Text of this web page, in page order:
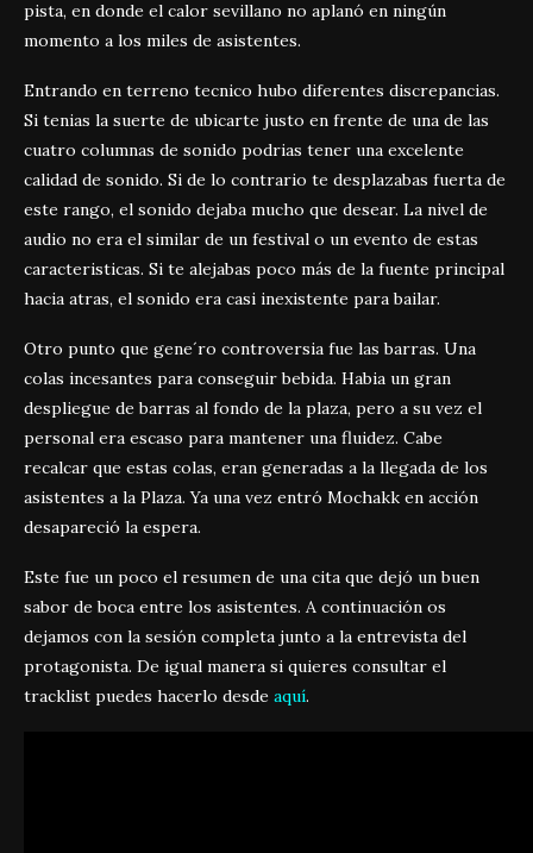
pista, en donde el calor sevillano no aplanó en ningún
momento a los miles de asistentes.
Entrando en terreno tecnico hubo diferentes discrepancias.
Si tenias la suerte de ubicarte justo en frente de una de las
cuatro columnas de sonido podrias tener una excelente
calidad de sonido. Si de lo contrario te desplazabas fuerta de
este rango, el sonido dejaba mucho que desear. La nivel de
audio no era el similar de un festival o un evento de estas
caracteristicas. Si te alejabas poco más de la fuente principal
hacia atras, el sonido era casi inexistente para bailar.
Otro punto que gene´ro controversia fue las barras. Una
colas incesantes para conseguir bebida. Habia un gran
despliegue de barras al fondo de la plaza, pero a su vez el
personal era escaso para mantener una fluidez. Cabe
recalcar que estas colas, eran generadas a la llegada de los
asistentes a la Plaza. Ya una vez entró Mochakk en acción
desapareció la espera.
Este fue un poco el resumen de una cita que dejó un buen
sabor de boca entre los asistentes. A continuación os
dejamos con la sesión completa junto a la entrevista del
protagonista. De igual manera si quieres consultar el
tracklist puedes hacerlo desde aquí.